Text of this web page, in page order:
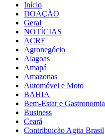
Início
DOAÇÃO
Geral
NOTÍCIAS
ACRE
Agronegócio
Alagoas
Amapá
Amazonas
Automóvel e Moto
BAHIA
Bem-Estar e Gastronomia
Business
Ceará
Contribuição Agita Brasil